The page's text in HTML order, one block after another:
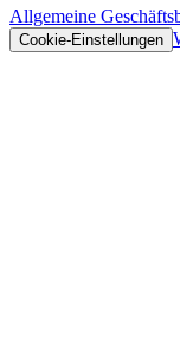
Allgemeine
Cookie-Einstellungen